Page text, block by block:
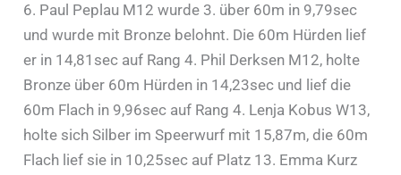
6. Paul Peplau M12 wurde 3. über 60m in 9,79sec
und wurde mit Bronze belohnt. Die 60m Hürden lief
er in 14,81sec auf Rang 4. Phil Derksen M12, holte
Bronze über 60m Hürden in 14,23sec und lief die
60m Flach in 9,96sec auf Rang 4. Lenja Kobus W13,
holte sich Silber im Speerwurf mit 15,87m, die 60m
Flach lief sie in 10,25sec auf Platz 13. Emma Kurz